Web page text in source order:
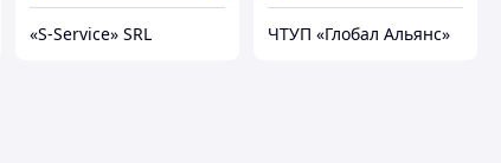
«S-Service» SRL ЧТУП «Глобал Альянс»